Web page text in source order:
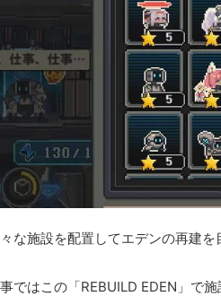
な施設を配置してエデンの再建
ではこの「REBUILD EDEN」で